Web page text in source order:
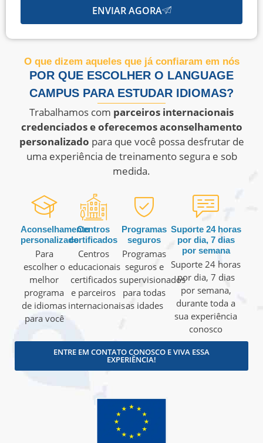
ENVIAR AGORA
O que dizem aqueles que já confiaram em nós
POR QUE ESCOLHER O LANGUAGE
CAMPUS PARA ESTUDAR IDIOMAS?
Trabalhamos com parceiros internacionais
credenciados e oferecemos aconselhamento
personalizado para que você possa desfrutar de
uma experiência de treinamento segura e sob
medida.
Aconselhamento
personalizado
Para
escolher o
melhor
programa
de idiomas
para você
Centros
certificados
Centros
educacionais
certificados
e parceiros
internacionais
Programas
seguros
Programas
seguros e
supervisionados
para todas
as idades
Suporte 24 horas
por dia, 7 dias
por semana
Suporte 24 horas
por dia, 7 dias
por semana,
durante toda a
sua experiência
conosco
ENTRE EM CONTATO CONOSCO E VIVA ESSA
EXPERIÊNCIA!